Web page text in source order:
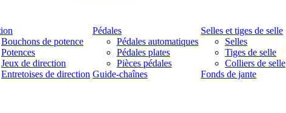
Bouchons de potence
Potences
Jeux de direction
Entretoises de direction
Pédales
Pédales automatiques
Pédales plates
Pièces pédales
Guide-chaînes
Selles et tiges de selle
Selles
Tiges de selle
Colliers de selle
Fonds de jante